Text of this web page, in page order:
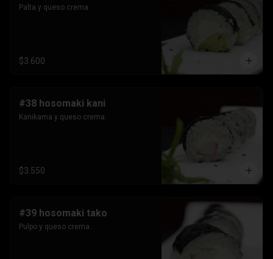
Palta y queso crema.
$3.600
#38 hosomaki kani
Kanikama y queso crema.
$3.550
#39 hosomaki tako
Pulpo y queso crema.